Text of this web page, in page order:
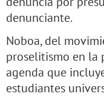
denunciante.
Noboa, del
proselitismo en la
agenda que
estudiantes